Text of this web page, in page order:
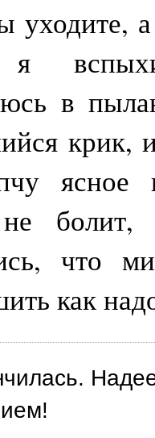
уходите,
я
в
крик,
ясное
не
что
как